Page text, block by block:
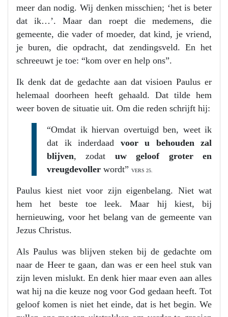
meer dan nodig. Wij denken misschien; ‘het is beter
dat ik…’. Maar dan roept die medemens, die
gemeente, die vader of moeder, dat kind, je vriend,
je buren, die opdracht, dat zendingsveld. En het
schreeuwt je toe: “kom over en help ons”.
Ik denk dat de gedachte aan dat visioen Paulus er
helemaal doorheen heeft gehaald. Dat tilde hem
weer boven de situatie uit. Om die reden schrijft hij:
“Omdat ik hiervan overtuigd ben, weet ik
dat ik inderdaad voor u behouden zal
blijven, zodat uw geloof groter en
vreugdevoller wordt” VERS 25.
Paulus kiest niet voor zijn eigenbelang. Niet wat
hem het beste toe leek. Maar hij kiest, bij
hernieuwing, voor het belang van de gemeente van
Jezus Christus.
Als Paulus was blijven steken bij de gedachte om
naar de Heer te gaan, dan was er een heel stuk van
zijn leven mislukt. En denk hier maar even aan alles
wat hij na die keuze nog voor God gedaan heeft. Tot
geloof komen is niet het einde, dat is het begin. We